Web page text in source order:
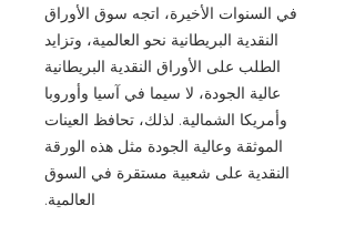
في السنوات الأخيرة، اتجه سوق الأوراق
النقدية البريطانية نحو العالمية، وتزايد
الطلب على الأوراق النقدية البريطانية
عالية الجودة، لا سيما في آسيا وأوروبا
وأمريكا الشمالية. لذلك، تحافظ العينات
الموثقة وعالية الجودة مثل هذه الورقة
النقدية على شعبية مستقرة في السوق
العالمية.